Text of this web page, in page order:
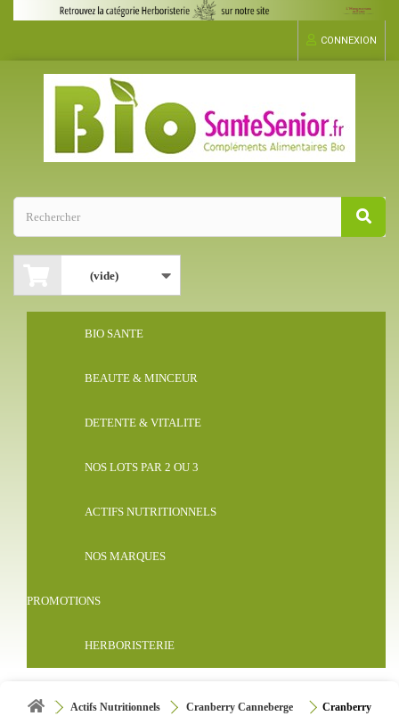
CONNEXION
(vide)
BIO SANTE
BEAUTE & MINCEUR
DETENTE & VITALITE
NOS LOTS PAR 2 OU 3
ACTIFS NUTRITIONNELS
NOS MARQUES
PROMOTIONS
HERBORISTERIE
Actifs Nutritionnels Cranberry Canneberge
Cranberry